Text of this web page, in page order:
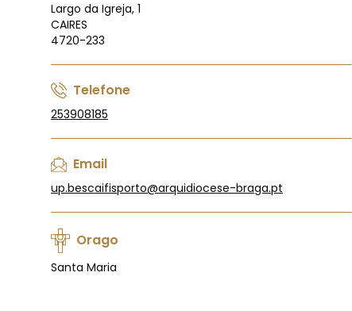
Largo da Igreja, 1
CAIRES
4720-233
Telefone
253908185
Email
up.bescaifisporto@arquidiocese-braga.pt
Orago
Santa Maria